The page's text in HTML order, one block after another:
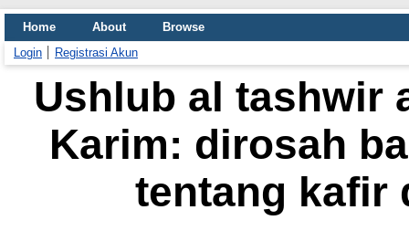
Home About
Browse
Login
Registrasi Akun
Ushlub al tashwir
Karim: dirosah
tentang kafir